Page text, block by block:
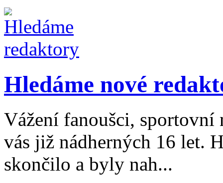
Hledáme nové
Vážení fanoušci,
vás již nádherných 16 let.
skončilo a byly nah...